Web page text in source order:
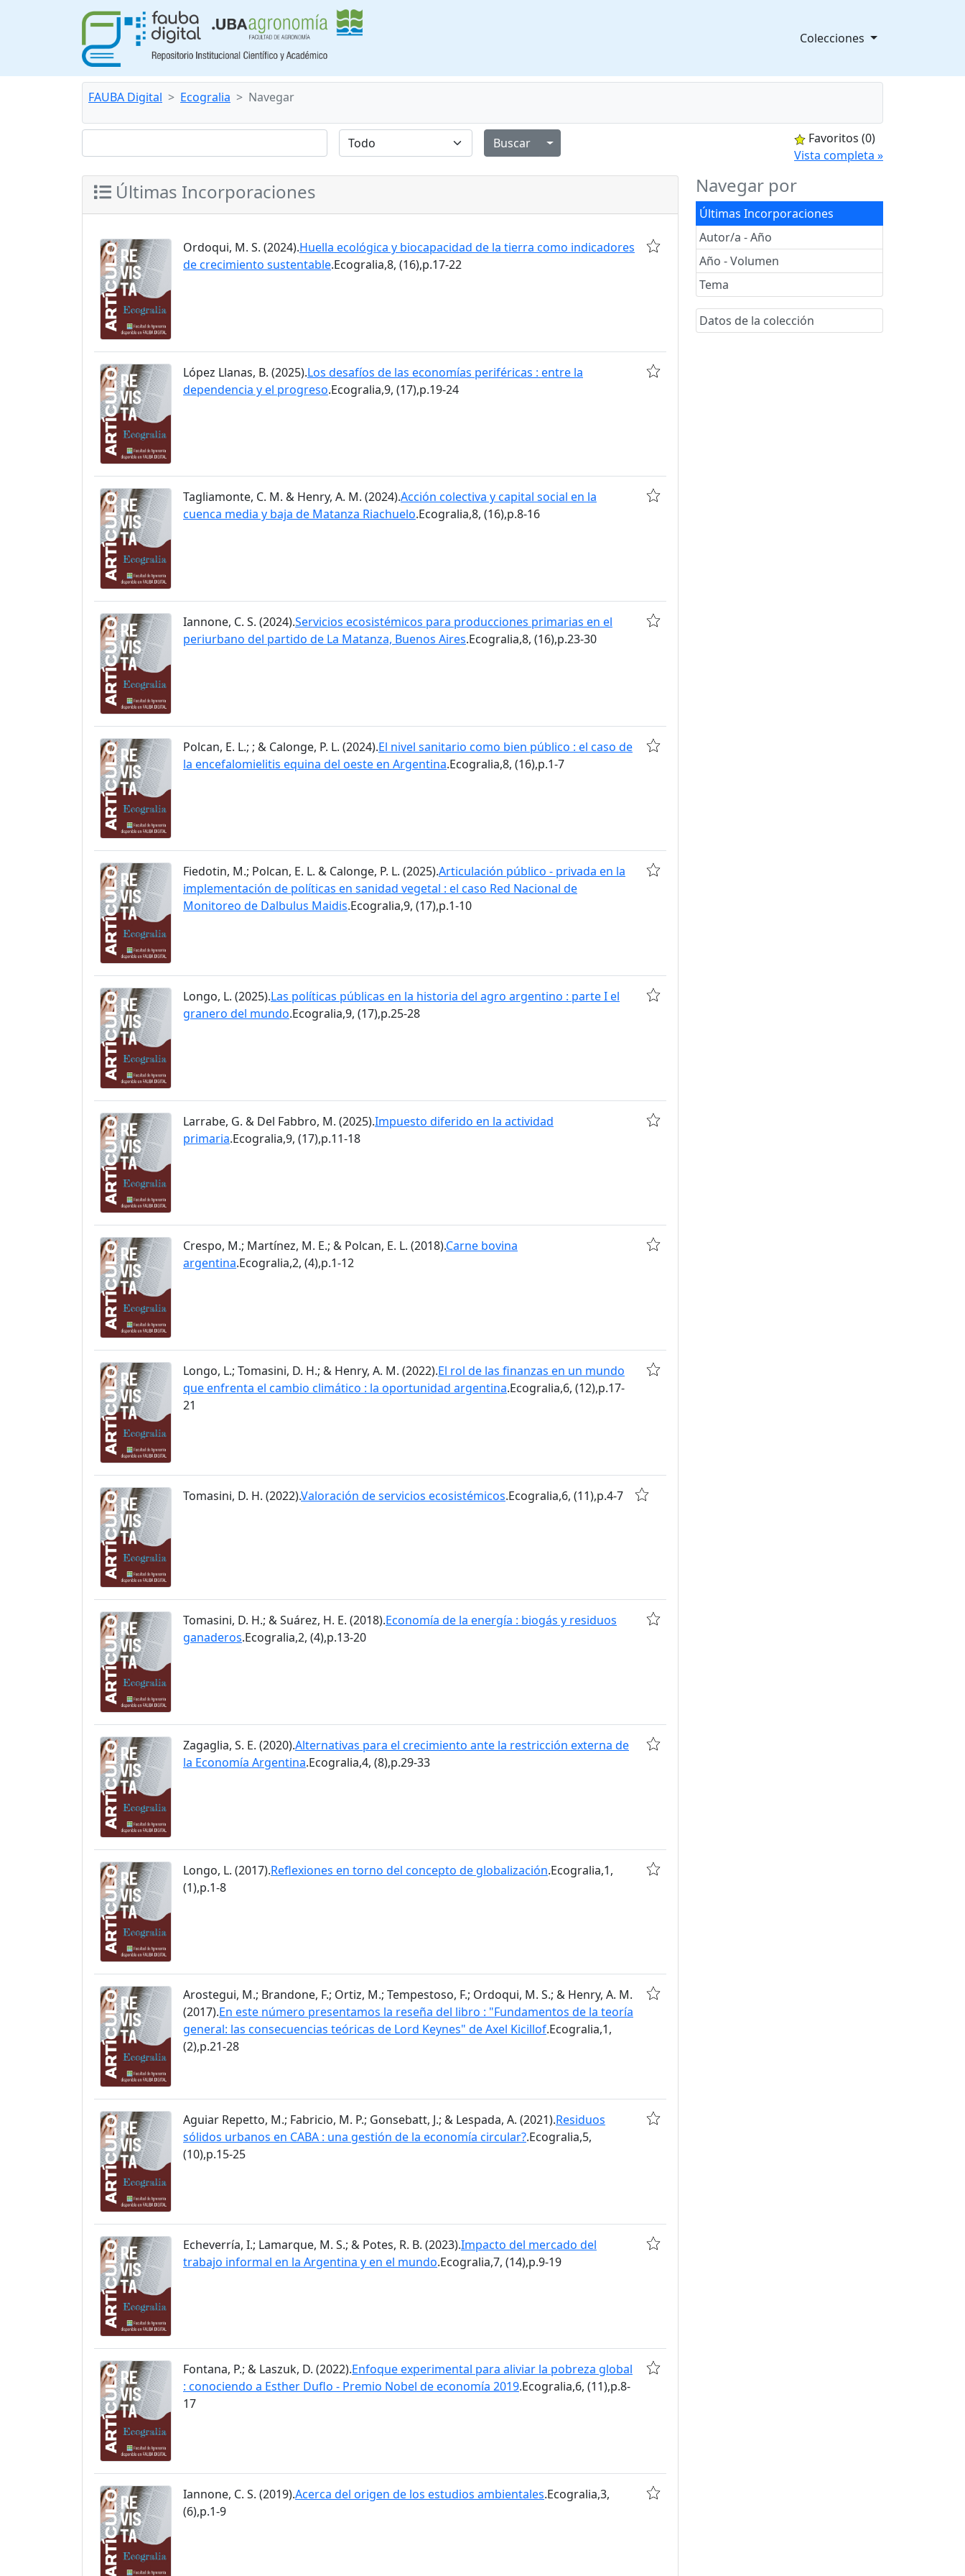
Colecciones
FAUBA Digital Ecogralia Navegar
Alternar menú desplegable
Favoritos (0)
Vista completa »
Navegar por
Últimas Incorporaciones
Autor/a - Año
Año - Volumen
Tema
Datos de la colección
Últimas Incorporaciones
Ordoqui, M. S. (2024).Huella ecológica y biocapacidad de la tierra como indicadores
de crecimiento sustentable.Ecogralia,8, (16),p.17-22
López Llanas, B. (2025).Los desafíos de las economías periféricas : entre la
dependencia y el progreso.Ecogralia,9, (17),p.19-24
Tagliamonte, C. M. & Henry, A. M. (2024).Acción colectiva y capital social en la
cuenca media y baja de Matanza Riachuelo.Ecogralia,8, (16),p.8-16
Iannone, C. S. (2024).Servicios ecosistémicos para producciones primarias en el
periurbano del partido de La Matanza, Buenos Aires.Ecogralia,8, (16),p.23-30
Polcan, E. L.; ; & Calonge, P. L. (2024).El nivel sanitario como bien público : el caso de
la encefalomielitis equina del oeste en Argentina.Ecogralia,8, (16),p.1-7
Fiedotin, M.; Polcan, E. L. & Calonge, P. L. (2025).Articulación público - privada en la
implementación de políticas en sanidad vegetal : el caso Red Nacional de
Monitoreo de Dalbulus Maidis.Ecogralia,9, (17),p.1-10
Longo, L. (2025).Las políticas públicas en la historia del agro argentino : parte I el
granero del mundo.Ecogralia,9, (17),p.25-28
Larrabe, G. & Del Fabbro, M. (2025).Impuesto diferido en la actividad
primaria.Ecogralia,9, (17),p.11-18
Crespo, M.; Martínez, M. E.; & Polcan, E. L. (2018).Carne bovina
argentina.Ecogralia,2, (4),p.1-12
Longo, L.; Tomasini, D. H.; & Henry, A. M. (2022).El rol de las finanzas en un mundo
que enfrenta el cambio climático : la oportunidad argentina.Ecogralia,6, (12),p.17-
21
Tomasini, D. H. (2022).Valoración de servicios ecosistémicos.Ecogralia,6, (11),p.4-7
Tomasini, D. H.; & Suárez, H. E. (2018).Economía de la energía : biogás y residuos
ganaderos.Ecogralia,2, (4),p.13-20
Zagaglia, S. E. (2020).Alternativas para el crecimiento ante la restricción externa de
la Economía Argentina.Ecogralia,4, (8),p.29-33
Longo, L. (2017).Reflexiones en torno del concepto de globalización.Ecogralia,1,
(1),p.1-8
Arostegui, M.; Brandone, F.; Ortiz, M.; Tempestoso, F.; Ordoqui, M. S.; & Henry, A. M.
(2017).En este número presentamos la reseña del libro : "Fundamentos de la teoría
general: las consecuencias teóricas de Lord Keynes" de Axel Kicillof.Ecogralia,1,
(2),p.21-28
Aguiar Repetto, M.; Fabricio, M. P.; Gonsebatt, J.; & Lespada, A. (2021).Residuos
sólidos urbanos en CABA : una gestión de la economía circular?.Ecogralia,5,
(10),p.15-25
Echeverría, I.; Lamarque, M. S.; & Potes, R. B. (2023).Impacto del mercado del
trabajo informal en la Argentina y en el mundo.Ecogralia,7, (14),p.9-19
Fontana, P.; & Laszuk, D. (2022).Enfoque experimental para aliviar la pobreza global
: conociendo a Esther Duflo - Premio Nobel de economía 2019.Ecogralia,6, (11),p.8-
17
Iannone, C. S. (2019).Acerca del origen de los estudios ambientales.Ecogralia,3,
(6),p.1-9